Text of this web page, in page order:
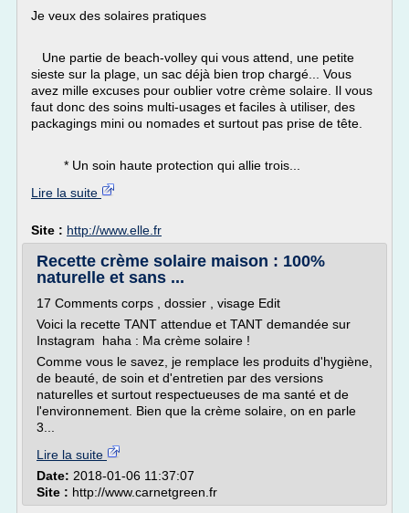
Je veux des solaires pratiques
Une partie de beach-volley qui vous attend, une petite
sieste sur la plage, un sac déjà bien trop chargé... Vous
avez mille excuses pour oublier votre crème solaire. Il vous
faut donc des soins multi-usages et faciles à utiliser, des
packagings mini ou nomades et surtout pas prise de tête.
* Un soin haute protection qui allie trois...
Lire la suite
Site : http://www.elle.fr
Recette crème solaire maison : 100%
naturelle et sans ...
17 Comments corps , dossier , visage Edit
Voici la recette TANT attendue et TANT demandée sur
Instagram haha : Ma crème solaire !
Comme vous le savez, je remplace les produits d'hygiène,
de beauté, de soin et d'entretien par des versions
naturelles et surtout respectueuses de ma santé et de
l'environnement. Bien que la crème solaire, on en parle
3...
Lire la suite
Date: 2018-01-06 11:37:07
Site : http://www.carnetgreen.fr